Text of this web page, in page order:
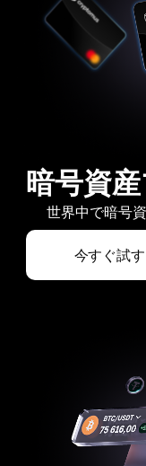
暗号資
世界中で暗号
今すぐ試す